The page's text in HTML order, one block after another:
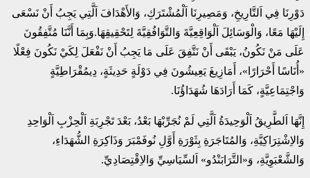
دَوْرِنَا فِي اَلتَّارِيخِ، وَمَصِيرِنَا اَلْمُشْتَرَكِ، وَالأَهْدَافَ اَلَّتِي يَجِبُ أَنْ نَسْعَى
إِلَيْهَا مَعًا، وَالْوَسَائِلَ اَلْوَاقِعِيَّةَ وَالتَّوَافُقِيَّةَ لِتَحْقِيقِهَا.وَبِمَا أَنَّنَا مُتَّفِقُونَ
عَلَى مَنْ نَكُونُ، يَبْقَى أَنْ نَتَّفِقَ عَلَى مَا يَجِبُ أَنْ نَفْعَلَ لِكَيْ نَكُونَ فِعْلًا
«أُنَاسًا أَحْرَارًا»، أَمَازِيغَ يَعِيشُونَ فِي دَوْلَةٍ حَدِيثَةٍ، دِيمُقْرَاطِيَّةٍ
وَاجْتِمَاعِيَّةٍ، كَمَا أَرَادَهَا شُهَدَاؤُنَا.
إِنَّهَا اَلطَّرِيقُ اَلْوَحِيدَةُ اَلَّتِي لَمْ نُجَرِّبْهَا بَعْدُ، بَعْدَ تَجْرِبَةِ اَلْحِزْبِ اَلْوَاحِدِ
وَالاِشْتِرَاكِيَّةِ، وَالمُتَاجَرَةِ بِثَوْرَةِ أَوَّلِ نُوفَمْبَرَ وَذَاكِرَةِ الشُّهَدَاءِ،
وَالشَّعْبَوِيَّةِ، وَ«التَّرَابَنْدُو» اَلسِّيَاسِيِّ وَالاِقْتِصَادِيِّ.